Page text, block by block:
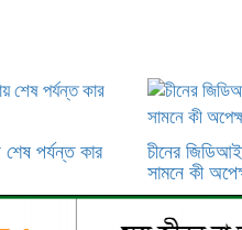
পর্যন্ত কার
চীনের
সামনে কী